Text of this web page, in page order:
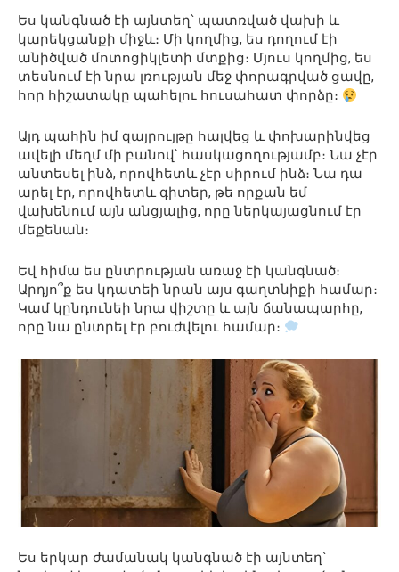
Ես կանգնած էի այնտեղ՝ պատռված վախի և
կարեկցանքի միջև։ Մի կողմից, ես դողում էի
անիծված մոտոցիկլետի մտքից։ Մյուս կողմից, ես
տեսնում էի նրա լռության մեջ փորագրված ցավը,
հոր հիշատակը պահելու հուսահատ փորձը։
Այդ պահին իմ զայրույթը հալվեց և փոխարինվեց
ավելի մեղմ մի բանով՝ հասկացողությամբ։ Նա չէր
անտեսել ինձ, որովհետև չէր սիրում ինձ։ Նա դա
արել էր, որովհետև գիտեր, թե որքան եմ
վախենում այն ​​անցյալից, որը ներկայացնում էր
մեքենան։
Եվ հիմա ես ընտրության առաջ էի կանգնած։
Արդյո՞ք ես կդատեի նրան այս գաղտնիքի համար։
Կամ կընդունեի նրա վիշտը և այն ճանապարհը,
որը նա ընտրել էր բուժվելու համար։
Ես երկար ժամանակ կանգնած էի այնտեղ՝